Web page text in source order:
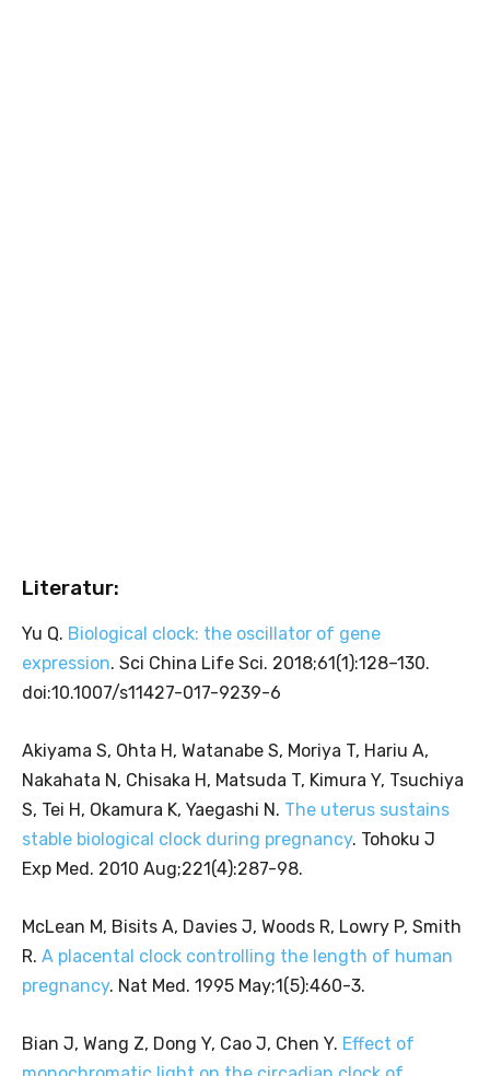
Literatur:
Yu Q. Biological clock: the oscillator of gene
expression. Sci China Life Sci. 2018;61(1):128–130.
doi:10.1007/s11427-017-9239-6
Akiyama S, Ohta H, Watanabe S, Moriya T, Hariu A,
Nakahata N, Chisaka H, Matsuda T, Kimura Y, Tsuchiya
S, Tei H, Okamura K, Yaegashi N. The uterus sustains
stable biological clock during pregnancy. Tohoku J
Exp Med. 2010 Aug;221(4):287-98.
McLean M, Bisits A, Davies J, Woods R, Lowry P, Smith
R. A placental clock controlling the length of human
pregnancy. Nat Med. 1995 May;1(5):460-3.
Bian J, Wang Z, Dong Y, Cao J, Chen Y. Effect of